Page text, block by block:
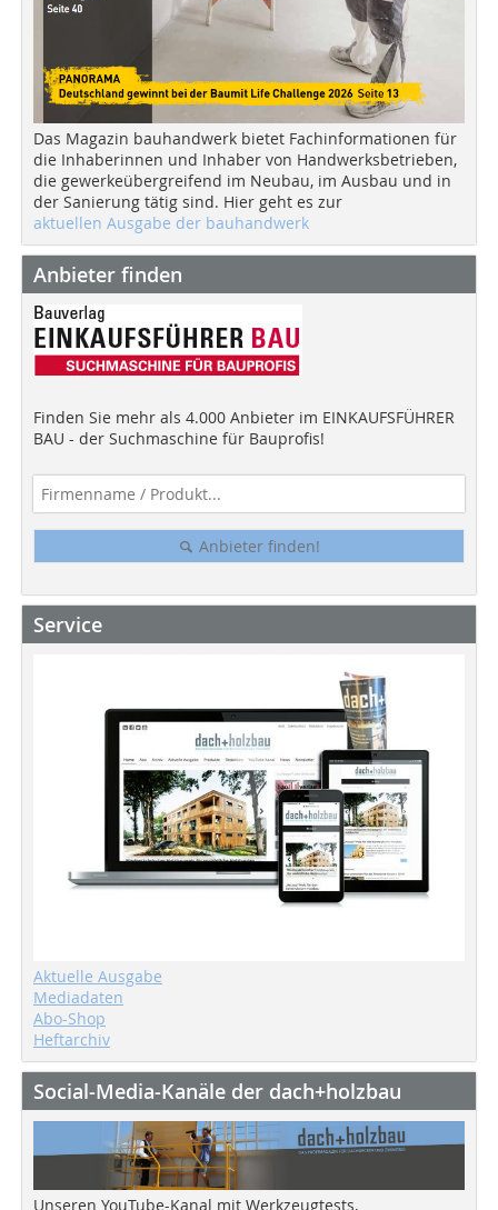
Das Magazin bauhandwerk bietet Fachinformationen für
die Inhaberinnen und Inhaber von Handwerksbetrieben,
die gewerkeübergreifend im Neubau, im Ausbau und in
der Sanierung tätig sind. Hier geht es zur
aktuellen Ausgabe der bauhandwerk
Anbieter finden
Finden Sie mehr als 4.000 Anbieter im EINKAUFSFÜHRER
BAU - der Suchmaschine für Bauprofis!
Anbieter finden!
Service
Aktuelle Ausgabe
Mediadaten
Abo-Shop
Heftarchiv
Social-Media-Kanäle der dach+holzbau
Unseren YouTube-Kanal mit Werkzeugtests,